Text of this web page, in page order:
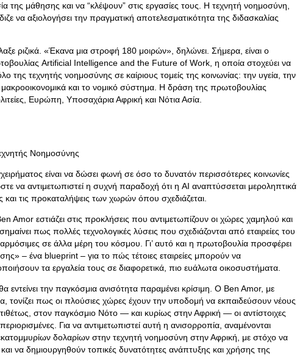
της μάθησης και να “κλέψουν” στις εργασίες τους. Η τεχνητή νοημοσύνη,
να αξιολογήσει την πραγματική αποτελεσματικότητα της διδασκαλίας
ριζικά. «Έκανα μια στροφή 180 μοιρών», δηλώνει. Σήμερα, είναι ο
Artificial Intelligence and the Future of Work, η οποία στοχεύει να
της τεχνητής νοημοσύνης σε καίριους τομείς της κοινωνίας: την υγεία, την
και το νομικό σύστημα. Η δράση της πρωτοβουλίας
Ευρώπη, Υποσαχάρια Αφρική και Νότια Ασία.
Νοημοσύνης
είναι να δώσει φωνή σε όσο το δυνατόν περισσότερες κοινωνίες
να αντιμετωπιστεί η συχνή παραδοχή ότι η AI αναπτύσσεται μεροληπτικά
και τις προκαταλήψεις των χωρών όπου σχεδιάζεται.
Amor εστιάζει στις προκλήσεις που αντιμετωπίζουν οι χώρες χαμηλού και
πως πολλές τεχνολογικές λύσεις που σχεδιάζονται από εταιρείες του
σε άλλα μέρη του κόσμου. Γι’ αυτό και η πρωτοβουλία προσφέρει
– ένα blueprint – για το πώς τέτοιες εταιρείες μπορούν να
τα εργαλεία τους σε διαφορετικά, πιο ευάλωτα οικοσυστήματα.
εντείνει την παγκόσμια ανισότητα παραμένει κρίσιμη. Ο Ben Amor, με
τονίζει πως οι πλούσιες χώρες έχουν την υποδομή να εκπαιδεύσουν νέους
στον παγκόσμιο Νότο — και κυρίως στην Αφρική — οι αντίστοιχες
Για να αντιμετωπιστεί αυτή η ανισορροπία, αναμένονται
δολαρίων στην τεχνητή νοημοσύνη στην Αφρική, με στόχο να
να δημιουργηθούν τοπικές δυνατότητες ανάπτυξης και χρήσης της